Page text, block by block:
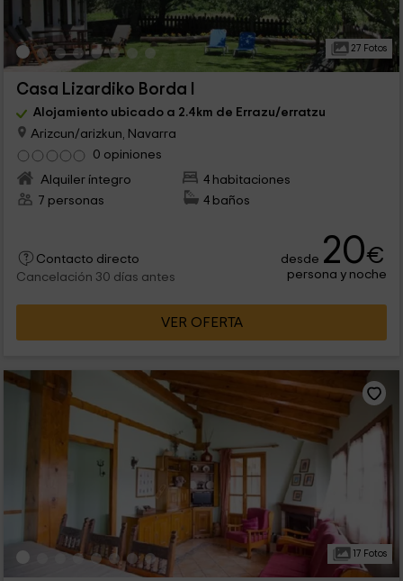
27 Fotos
Casa Lizardiko Borda I
Alojamiento ubicado a 2.4km de Errazu/erratzu
Arizcun/arizkun, Navarra
0 opiniones
Alquiler íntegro
4 habitaciones
7 personas
4 baños
Contacto directo
Cancelación 30 días antes
desde 20€
persona y noche
VER OFERTA
17 Fotos